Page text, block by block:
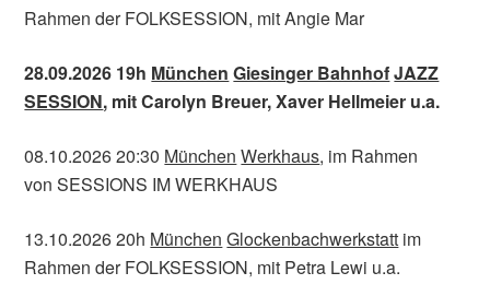
Rahmen der FOLKSESSION, mit Angie Mar
28.09.2026 19h München Giesinger BahnhofJAZZ
SESSION, mit Carolyn Breuer, Xaver Hellmeier u.a.
08.10.2026 20:30 München Werkhaus, im Rahmen
von SESSIONS IM WERKHAUS
13.10.2026 20h München Glockenbachwerkstatt im
Rahmen der FOLKSESSION, mit Petra Lewi u.a.